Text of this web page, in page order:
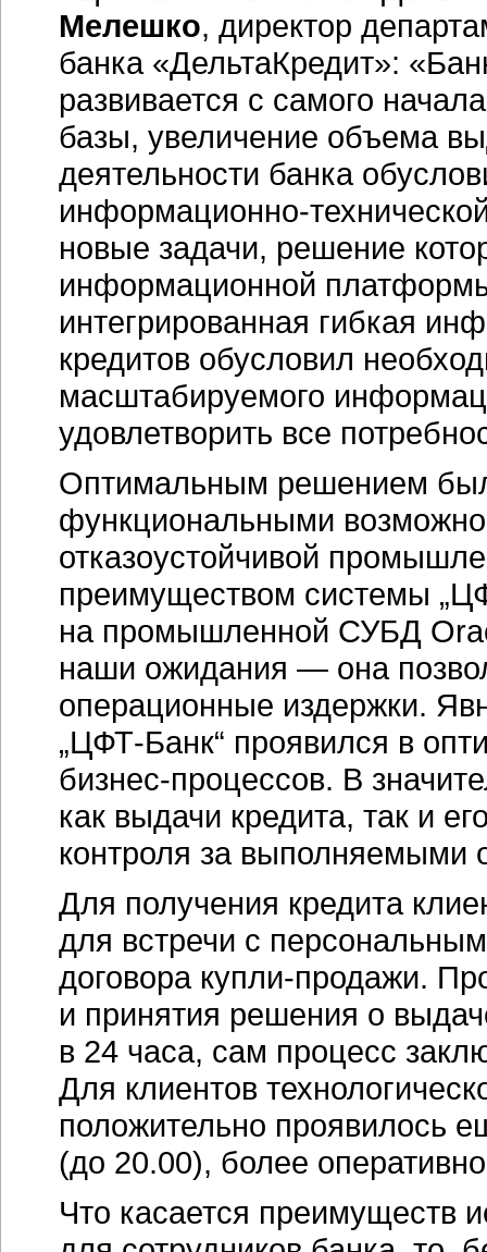
Мелешко, директор
банка «ДельтаКредит»:
развивается с самого
базы, увеличение объема
деятельности банка
информационно-
новые задачи, решение
информационной
интегрированная гибкая
кредитов обусловил
масштабируемого
удовлетворить все
Оптимальным решением
функциональными
отказоустойчивой
преимуществом системы
на промышленной СУБД
наши ожидания — она
операционные издержки.
„ЦФТ-Банк“ проявился в
бизнес-процессов. В
как выдачи кредита, так и
контроля за выполняемыми
Для получения кредита
для встречи с
договора купли-продажи.
и принятия решения о
в 24 часа, сам процесс
Для клиентов
положительно проявилось
(до 20.00), более
Что касается преимуществ